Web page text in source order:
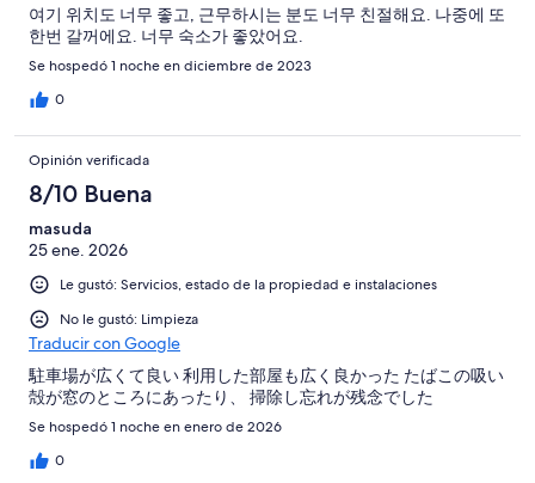
여기 위치도 너무 좋고, 근무하시는 분도 너무 친절해요. 나중에 또
한번 갈꺼에요. 너무 숙소가 좋았어요.
Se hospedó 1 noche en diciembre de 2023
0
Opinión verificada
8/10 Buena
masuda
25 ene. 2026
Le gustó: Servicios, estado de la propiedad e instalaciones
No le gustó: Limpieza
Traducir con Google
駐車場が広くて良い 利用した部屋も広く良かった たばこの吸い
殻が窓のところにあったり、 掃除し忘れが残念でした
Se hospedó 1 noche en enero de 2026
0